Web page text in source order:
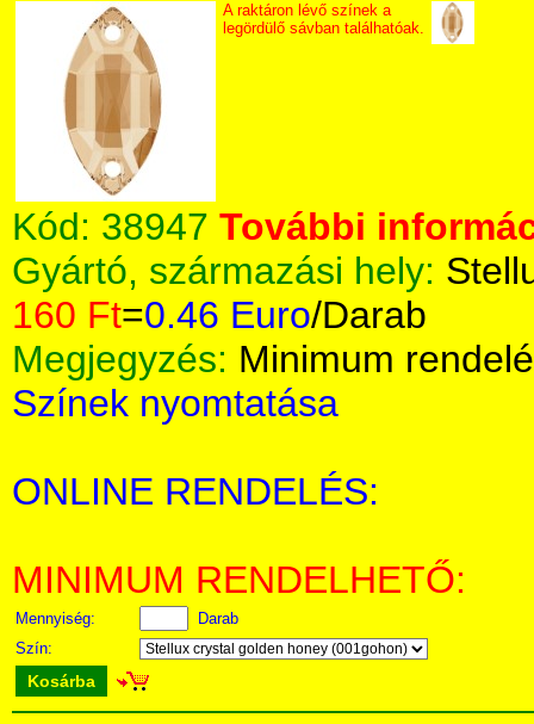
A raktáron lévő színek a
legördülő sávban találhatóak.
Kód: 38947 További
Gyártó, származási hely:
160 Ft=0.46 Euro/Darab
Megjegyzés: Minimum
Színek nyomtatása
ONLINE RENDELÉS:
MINIMUM RENDELHETŐ:
Mennyiség:
Darab
Szín:
Kosárba